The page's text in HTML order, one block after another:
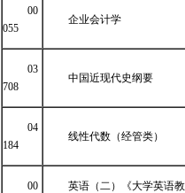
00
055
企业会计学
03
708
中国近现代史纲要
04
184
线性代数（经管类）
00
英语（二）《大学英语教